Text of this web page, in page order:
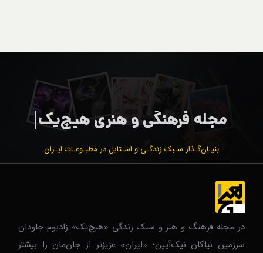
بنیـان‌گـذار سـبک زندگـی و اسـتایل در مطبـوعـات ایـران
در مجله فرهنگ و هنر و سبک زندگی‌ «هیچ‌یک» زادبوم جاودان
سرزمین نیاکان نیک‌‌‌آیین؛ «ایران» عزیزتر از جان‌مان را بیشتر